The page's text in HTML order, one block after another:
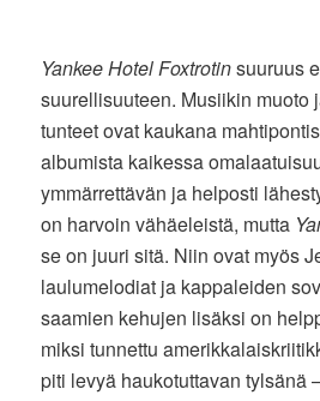
Yankee Hotel Foxtrotinsuuruus
suurellisuuteen. Musiikin muoto
tunteet ovat kaukana
albumista kaikessa
ymmärrettävän ja helposti
on harvoin vähäeleistä, mutta
se on juuri sitä. Niin ovat myös
laulumelodiat ja kappaleiden
saamien kehujen lisäksi on
miksi tunnettu
piti levyä haukotuttavan tylsänä